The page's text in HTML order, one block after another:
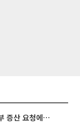
[특징주] “탄약 부족하다“ 美 국방부 증산 요청에⋯국내 방산주 급등세